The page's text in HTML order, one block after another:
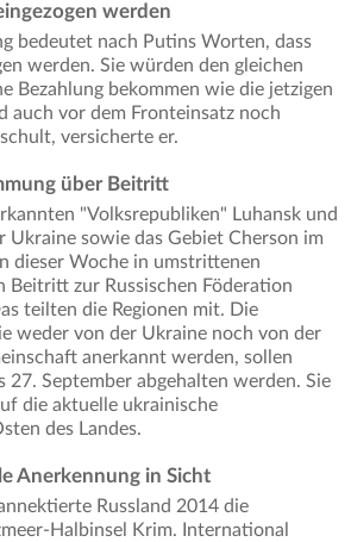
werden
bedeutet nach Putins Worten, dass
werden. Sie würden den gleichen
Bezahlung bekommen wie die jetzigen
auch vor dem Fronteinsatz noch
versicherte er.
über Beitritt
"Volksrepubliken" Luhansk und
Ukraine sowie das Gebiet Cherson im
dieser Woche in umstrittenen
Beitritt zur Russischen Föderation
teilten die Regionen mit. Die
weder von der Ukraine noch von der
anerkannt werden, sollen
27. September abgehalten werden. Sie
die aktuelle ukrainische
des Landes.
Anerkennung in Sicht
Russland 2014 die
Halbinsel Krim. International